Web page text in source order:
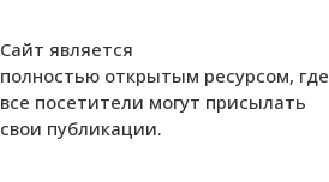
Сайт является
полностью открытым ресурсом, где
все посетители могут присылать
свои публикации.